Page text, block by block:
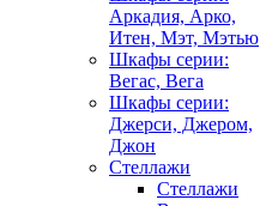
Аркадия, Арко,
Итен, Мэт, Мэтью
Шкафы серии:
Вегас, Вега
Шкафы серии:
Джерси, Джером,
Джон
Стеллажи
Стеллажи